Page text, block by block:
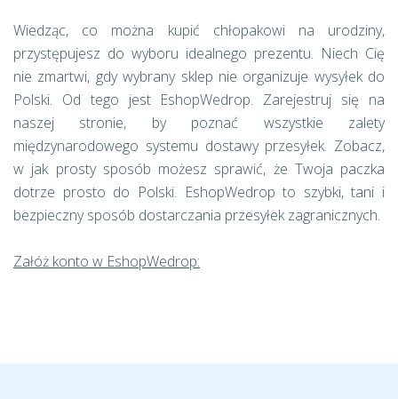
Wiedząc, co można kupić chłopakowi na urodziny,
przystępujesz do wyboru idealnego prezentu. Niech Cię
nie zmartwi, gdy wybrany sklep nie organizuje wysyłek do
Polski. Od tego jest EshopWedrop. Zarejestruj się na
naszej stronie, by poznać wszystkie zalety
międzynarodowego systemu dostawy przesyłek. Zobacz,
w jak prosty sposób możesz sprawić, że Twoja paczka
dotrze prosto do Polski. EshopWedrop to szybki, tani i
bezpieczny sposób dostarczania przesyłek zagranicznych.
Załóż konto w EshopWedrop: